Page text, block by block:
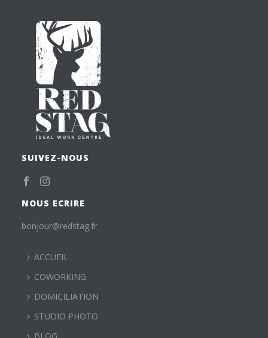
SUIVEZ-NOUS
NOUS ECRIRE
bonjour@redstag.fr
ACCUEIL
COWORKING
DOMICILIATION
STUDIO PHOTO